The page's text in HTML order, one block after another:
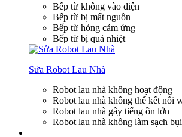
Bếp từ không vào điện
Bếp từ bị mất nguồn
Bếp từ hỏng cảm ứng
Bếp từ bị quá nhiệt
Sửa Robot Lau Nhà
Robot lau nhà không hoạt động
Robot lau nhà không thể kết nối
Robot lau nhà gây tiếng ồn lớn
Robot lau nhà không làm sạch bụi